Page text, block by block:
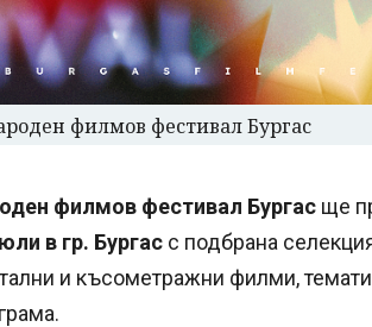
филмов фестивал Бургас
филмов фестивал Бургас ще
в гр. Бургас с подбрана
и късометражни филми,